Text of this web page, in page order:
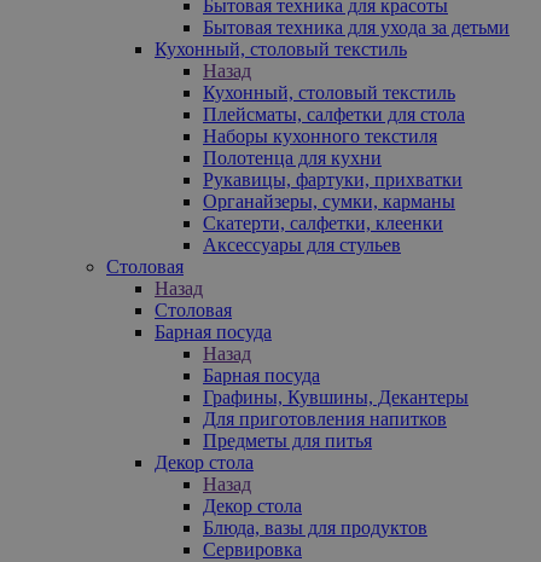
Бытовая техника для красоты
Бытовая техника для ухода за детьми
Кухонный, столовый текстиль
Назад
Кухонный, столовый текстиль
Плейсматы, салфетки для стола
Наборы кухонного текстиля
Полотенца для кухни
Рукавицы, фартуки, прихватки
Органайзеры, сумки, карманы
Скатерти, салфетки, клеенки
Аксессуары для стульев
Столовая
Назад
Столовая
Барная посуда
Назад
Барная посуда
Графины, Кувшины, Декантеры
Для приготовления напитков
Предметы для питья
Декор стола
Назад
Декор стола
Блюда, вазы для продуктов
Сервировка